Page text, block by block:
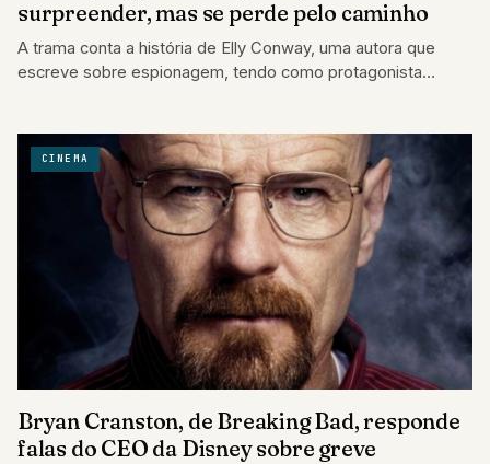
surpreender, mas se perde pelo caminho
A trama conta a história de Elly Conway, uma autora que
escreve sobre espionagem, tendo como protagonista
CINEMA
Bryan Cranston, de Breaking Bad, responde
falas do CEO da Disney sobre greve